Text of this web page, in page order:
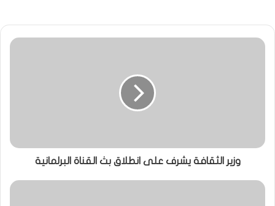
وزير الثقافة يشرف على انطلاق بث القناة البرلمانية